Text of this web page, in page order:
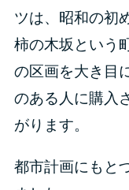
ツは、昭和の初
柿の木坂という
の区画を大き目
のある人に購入
がります。
都市計画にもと